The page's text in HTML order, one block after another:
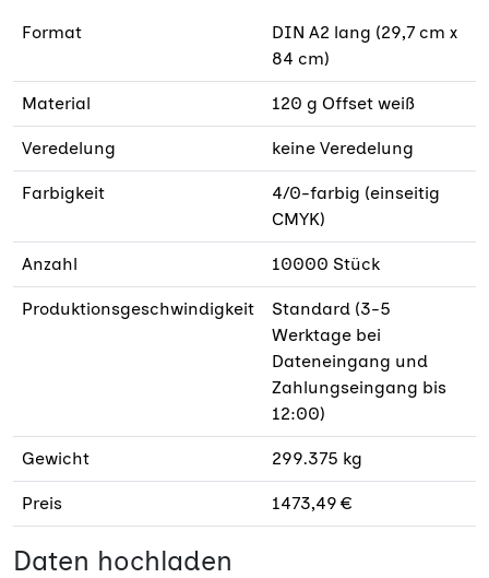
Format
DIN A2 lang (29,7 cm x
84 cm)
Material 120 g Offset weiß
Veredelung keine Veredelung
Farbigkeit
4/0-farbig (einseitig
CMYK)
Anzahl 10000 Stück
Produktionsgeschwindigkeit
Standard (3-5
Werktage bei
Dateneingang und
Zahlungseingang bis
12:00)
Gewicht 299.375 kg
Preis 1473,49 €
Daten hochladen